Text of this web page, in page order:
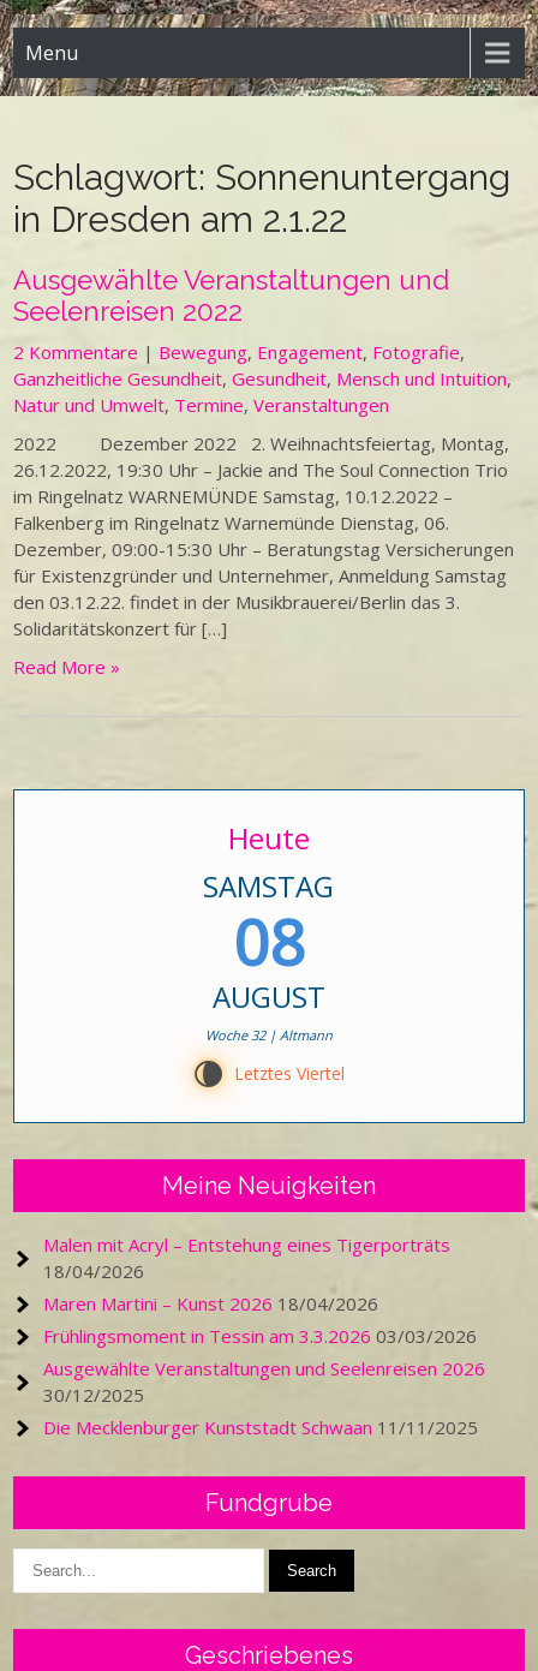
Menu
Schlagwort: Sonnenuntergang
in Dresden am 2.1.22
Ausgewählte Veranstaltungen und
Seelenreisen 2022
2 Kommentare | Bewegung, Engagement, Fotografie,
Ganzheitliche Gesundheit,Gesundheit, Mensch und Intuition,
Natur und Umwelt, Termine,Veranstaltungen
2022 Dezember 2022 2. Weihnachtsfeiertag, Montag,
26.12.2022, 19:30 Uhr – Jackie and The Soul Connection Trio
im Ringelnatz WARNEMÜNDE Samstag, 10.12.2022 –
Falkenberg im Ringelnatz Warnemünde Dienstag, 06.
Dezember, 09:00-15:30 Uhr – Beratungstag Versicherungen
für Existenzgründer und Unternehmer, Anmeldung Samstag
den 03.12.22. findet in der Musikbrauerei/Berlin das 3.
Solidaritätskonzert für […]
Read More »
Heute
SAMSTAG
08
AUGUST
Woche 32 | Altmann
V Letztes Viertel
Meine Neuigkeiten
Malen mit Acryl – Entstehung eines Tigerporträts
18/04/2026
Maren Martini – Kunst 2026 18/04/2026
Frühlingsmoment in Tessin am 3.3.2026 03/03/2026
Ausgewählte Veranstaltungen und Seelenreisen 2026
30/12/2025
Die Mecklenburger Kunststadt Schwaan 11/11/2025
Fundgrube
Geschriebenes